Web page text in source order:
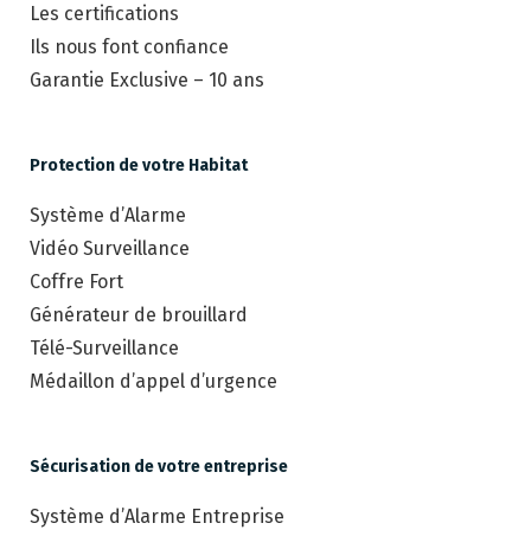
Les certifications
Ils nous font confiance
Garantie Exclusive – 10 ans
Protection de votre Habitat
Système d’Alarme
Vidéo Surveillance
Coffre Fort
Générateur de brouillard
Télé-Surveillance
Médaillon d’appel d’urgence
Sécurisation de votre entreprise
Système d’Alarme Entreprise